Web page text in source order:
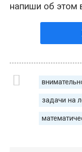
напиши об этом
задачи на